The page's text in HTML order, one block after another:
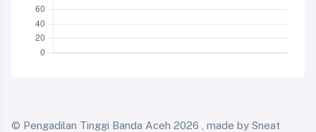
© Pengadilan Tinggi Banda Aceh 2026 , made by Sneat